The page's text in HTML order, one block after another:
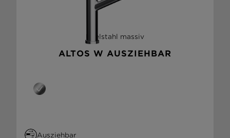
Edelstahl massiv
ALTOS W AUSZIEHBAR
Ausziehbar